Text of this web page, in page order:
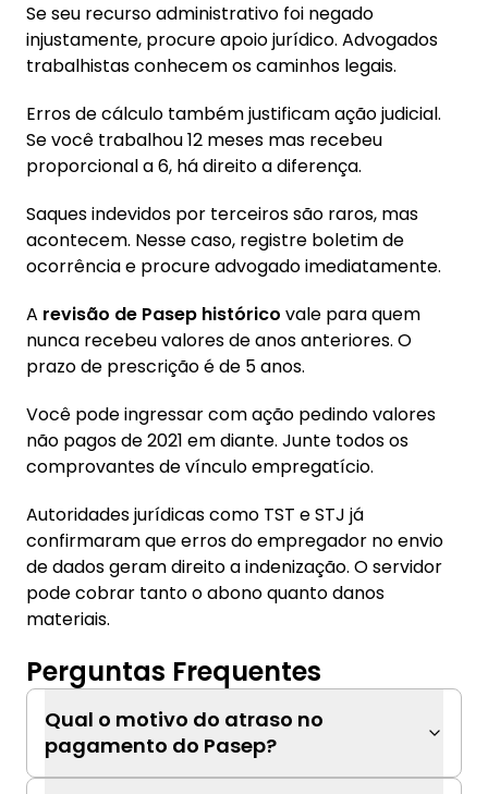
Se seu recurso administrativo foi negado
injustamente, procure apoio jurídico. Advogados
trabalhistas conhecem os caminhos legais.
Erros de cálculo também justificam ação judicial.
Se você trabalhou 12 meses mas recebeu
proporcional a 6, há direito a diferença.
Saques indevidos por terceiros são raros, mas
acontecem. Nesse caso, registre boletim de
ocorrência e procure advogado imediatamente.
A revisão de Pasep histórico vale para quem
nunca recebeu valores de anos anteriores. O
prazo de prescrição é de 5 anos.
Você pode ingressar com ação pedindo valores
não pagos de 2021 em diante. Junte todos os
comprovantes de vínculo empregatício.
Autoridades jurídicas como TST e STJ já
confirmaram que erros do empregador no envio
de dados geram direito a indenização. O servidor
pode cobrar tanto o abono quanto danos
materiais.
Perguntas Frequentes
Qual o motivo do atraso no
pagamento do Pasep?